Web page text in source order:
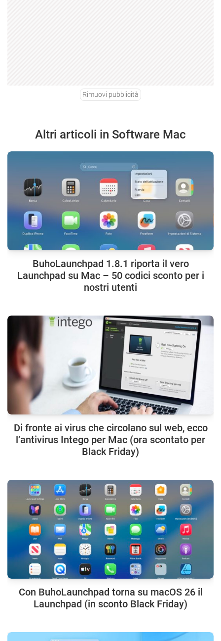
Rimuovi pubblicità
Altri articoli in Software Mac
BuhoLaunchpad 1.8.1 riporta il vero
Launchpad su Mac – 50 codici sconto per i
nostri utenti
Di fronte ai virus che circolano sul web, ecco
l’antivirus Intego per Mac (ora scontato per
Black Friday)
Con BuhoLaunchpad torna su macOS 26 il
Launchpad (in sconto Black Friday)